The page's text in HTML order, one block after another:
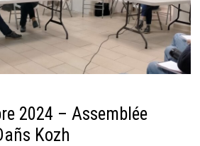
2024 – Assemblée
Kozh